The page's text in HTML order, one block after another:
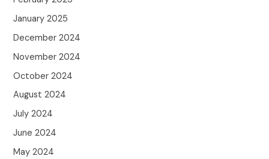
January 2025
December 2024
November 2024
October 2024
August 2024
July 2024
June 2024
May 2024